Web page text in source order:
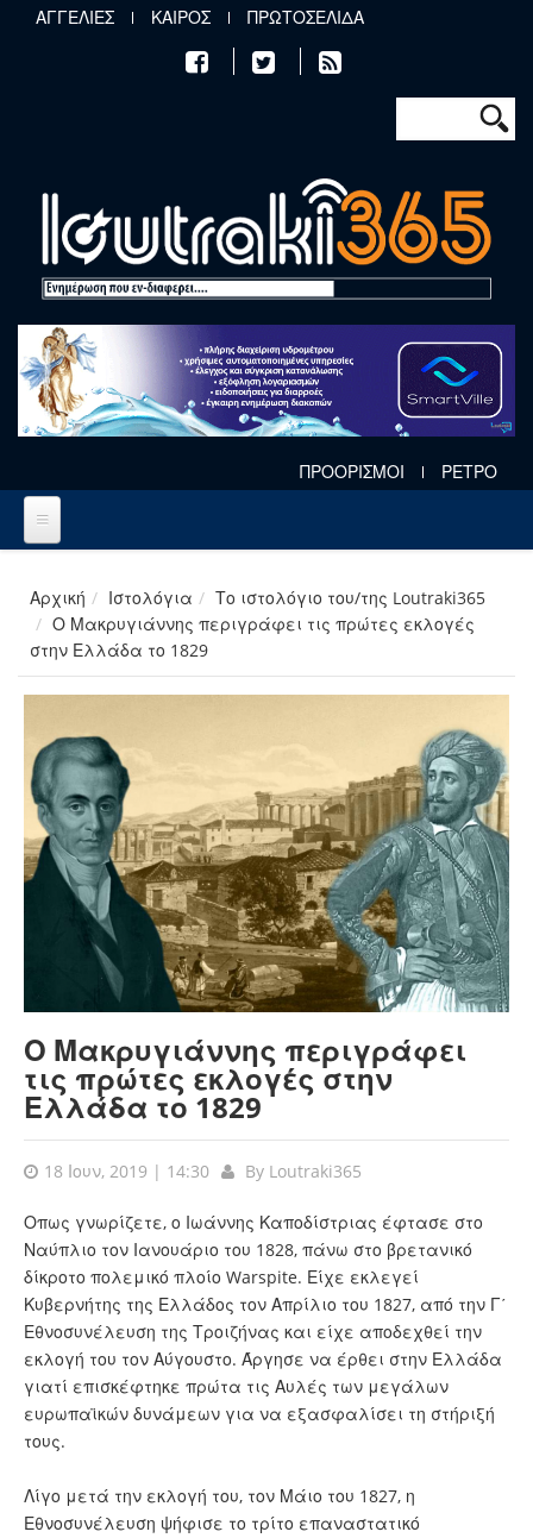
Παράκαμψη προς το κυρίως περιεχόμενο
ΑΓΓΕΛΙΕΣ ΚΑΙΡΟΣ ΠΡΩΤΟΣΕΛΙΔΑ
Φόρμα
Αναζήτηση
ΠΡΟΟΡΙΣΜΟΙ ΡΕΤΡΟ
Αρχική Ιστολόγια
Το ιστολόγιο του/της Loutraki365
Ο Μακρυγιάννης περιγράφει τις πρώτες εκλογές
στην Ελλάδα το 1829
Ο Μακρυγιάννης περιγράφει
τις πρώτες εκλογές στην
Ελλάδα το 1829
18 Ιουν, 2019 | 14:30 By Loutraki365
Οπως γνωρίζετε, ο Ιωάννης Καποδίστριας έφτασε στο
Ναύπλιο τον Ιανουάριο του 1828, πάνω στο βρετανικό
δίκροτο πολεμικό πλοίο Warspite. Είχε εκλεγεί
Κυβερνήτης της Ελλάδος τον Απρίλιο του 1827, από την Γ΄
Εθνοσυνέλευση της Τροιζήνας και είχε αποδεχθεί την
εκλογή του τον Αύγουστο. Άργησε να έρθει στην Ελλάδα
γιατί επισκέφτηκε πρώτα τις Αυλές των μεγάλων
ευρωπαϊκών δυνάμεων για να εξασφαλίσει τη στήριξή
τους.
Λίγο μετά την εκλογή του, τον Μάιο του 1827, η
Εθνοσυνέλευση ψήφισε το τρίτο επαναστατικό